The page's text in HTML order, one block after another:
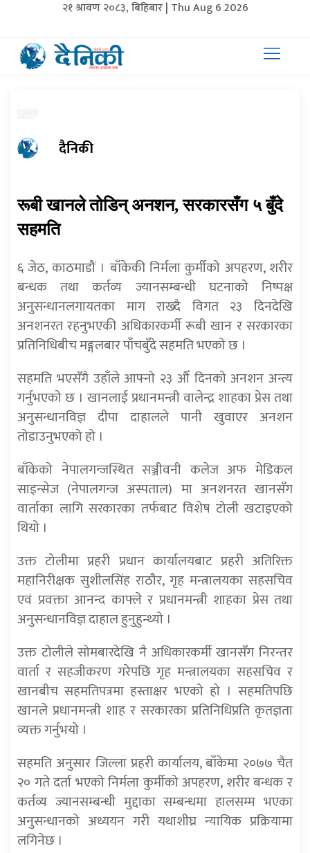
२१ श्रावण २०८३, बिहिबार | Thu Aug 6 2026
दैनिकी
रूबी खानले तोडिन् अनशन, सरकारसँग ५ बुँदे
सहमति
६ जेठ, काठमाडौं । बाँकेकी निर्मला कुर्मीको अपहरण, शरीर
बन्धक तथा कर्तव्य ज्यानसम्बन्धी घटनाको निष्पक्ष
अनुसन्धानलगायतका माग राख्दै विगत २३ दिनदेखि
अनशनरत रहनुभएकी अधिकारकर्मी रूबी खान र सरकारका
प्रतिनिधिबीच मङ्गलबार पाँचबुँदे सहमति भएको छ ।
सहमति भएसँगै उहाँले आफ्नो २३ औँ दिनको अनशन अन्त्य
गर्नुभएको छ । खानलाई प्रधानमन्त्री वालेन्द्र शाहका प्रेस तथा
अनुसन्धानविज्ञ दीपा दाहालले पानी खुवाएर अनशन
तोडाउनुभएको हो ।
बाँकेको नेपालगन्जस्थित सञ्जीवनी कलेज अफ मेडिकल
साइन्सेज (नेपालगन्ज अस्पताल) मा अनशनरत खानसँग
वार्ताका लागि सरकारका तर्फबाट विशेष टोली खटाइएको
थियो ।
उक्त टोलीमा प्रहरी प्रधान कार्यालयबाट प्रहरी अतिरिक्त
महानिरीक्षक सुशीलसिंह राठौर, गृह मन्त्रालयका सहसचिव
एवं प्रवक्ता आनन्द काफ्ले र प्रधानमन्त्री शाहका प्रेस तथा
अनुसन्धानविज्ञ दाहाल हुनुहुन्थ्यो ।
उक्त टोलीले सोमबारदेखि नै अधिकारकर्मी खानसँग निरन्तर
वार्ता र सहजीकरण गरेपछि गृह मन्त्रालयका सहसचिव र
खानबीच सहमतिपत्रमा हस्ताक्षर भएको हो । सहमतिपछि
खानले प्रधानमन्त्री शाह र सरकारका प्रतिनिधिप्रति कृतज्ञता
व्यक्त गर्नुभयो ।
सहमति अनुसार जिल्ला प्रहरी कार्यालय, बाँकेमा २०७७ चैत
२० गते दर्ता भएको निर्मला कुर्मीको अपहरण, शरीर बन्धक र
कर्तव्य ज्यानसम्बन्धी मुद्दाका सम्बन्धमा हालसम्म भएका
अनुसन्धानको अध्ययन गरी यथाशीघ्र न्यायिक प्रक्रियामा
लगिनेछ ।